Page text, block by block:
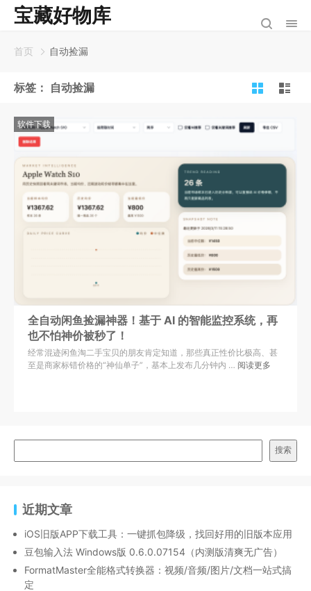
宝藏好物库
首页 自动捡漏
标签： 自动捡漏
软件下载
全自动闲鱼捡漏神器！基于 AI 的智能监控系统，再
也不怕神价被秒了！
经常混迹闲鱼淘二手宝贝的朋友肯定知道，那些真正性价比极高、甚
至是商家标错价格的“神仙单子”，基本上发布几分钟内 … 阅读更多
搜索
近期文章
iOS旧版APP下载工具：一键抓包降级，找回好用的旧版本应用
豆包输入法 Windows版 0.6.0.07154（内测版清爽无广告）
FormatMaster全能格式转换器：视频/音频/图片/文档一站式搞
定